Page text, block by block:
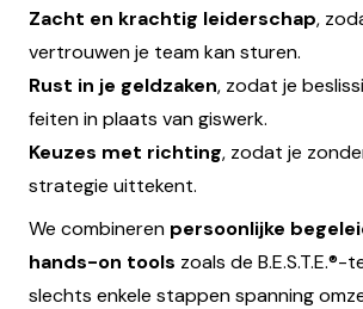
Zacht en krachtig leiderschap,
vertrouwen je team kan sturen.
Rust in je geldzaken, zodat je
feiten in plaats van giswerk.
Keuzes met richting, zodat je
strategie uittekent.
We combineren persoonlijke
hands-on tools zoals de B.E.S.T.E.®-
slechts enkele stappen spanning